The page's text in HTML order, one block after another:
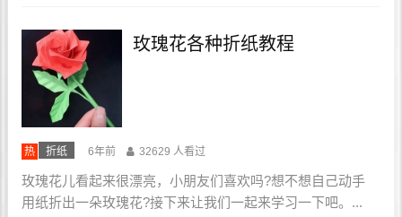
玫瑰花各种折纸教程
热 折纸 6年前 32629 人看过
玫瑰花儿看起来很漂亮，小朋友们喜欢吗?想不想自己动手
用纸折出一朵玫瑰花?接下来让我们一起来学习一下吧。...